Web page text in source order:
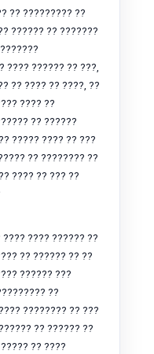
?? ????????? ??
?????? ?? ???????
???? ?????? ?? ???,
?? ???? ?? ????, ??
???? ??
?? ??????
????? ???? ?? ???
?? ???????? ??
???? ?? ??? ??
???? ?????? ??
?? ?????? ?? ??
?????? ???
??
???????? ?? ???
?? ?????? ??
?? ????